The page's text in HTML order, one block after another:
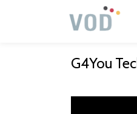
G4You